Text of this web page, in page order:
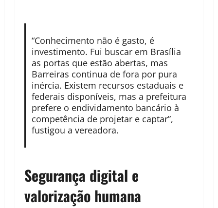
“Conhecimento não é gasto, é
investimento. Fui buscar em Brasília
as portas que estão abertas, mas
Barreiras continua de fora por pura
inércia. Existem recursos estaduais e
federais disponíveis, mas a prefeitura
prefere o endividamento bancário à
competência de projetar e captar”,
fustigou a vereadora.
Segurança digital e
valorização humana